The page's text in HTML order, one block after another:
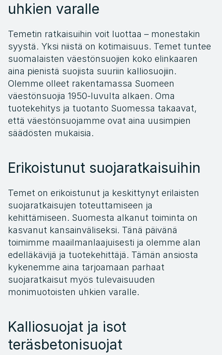
uhkien varalle
Temetin ratkaisuihin voit luottaa – monestakin
syystä. Yksi niistä on kotimaisuus. Temet tuntee
suomalaisten väestönsuojien koko elinkaaren
aina pienistä suojista suuriin kalliosuojiin.
Olemme olleet rakentamassa Suomeen
väestönsuojia 1950-luvulta alkaen. Oma
tuotekehitys ja tuotanto Suomessa takaavat,
että väestönsuojamme ovat aina uusimpien
säädösten mukaisia.
Erikoistunut suojaratkaisuihin
Temet on erikoistunut ja keskittynyt erilaisten
suojaratkaisujen toteuttamiseen ja
kehittämiseen. Suomesta alkanut toiminta on
kasvanut kansainväliseksi. Tänä päivänä
toimimme maailmanlaajuisesti ja olemme alan
edelläkävijä ja tuotekehittäjä. Tämän ansiosta
kykenemme aina tarjoamaan parhaat
suojaratkaisut myös tulevaisuuden
monimuotoisten uhkien varalle.
Kalliosuojat ja isot
teräsbetonisuojat